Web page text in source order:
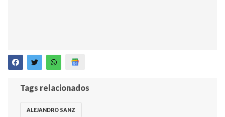
Tags relacionados
ALEJANDRO SANZ